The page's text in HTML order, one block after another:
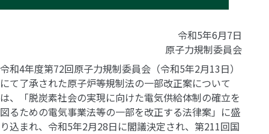
令和5年6月7日
原子力規制委員会
令和4年度第72回原子力規制委員会（令和5年2月13日）
にて了承された原子炉等規制法の一部改正案について
は、「脱炭素社会の実現に向けた電気供給体制の確立を
図るための電気事業法等の一部を改正する法律案」に盛
り込まれ、令和5年2月28日に閣議決定され、第211回国